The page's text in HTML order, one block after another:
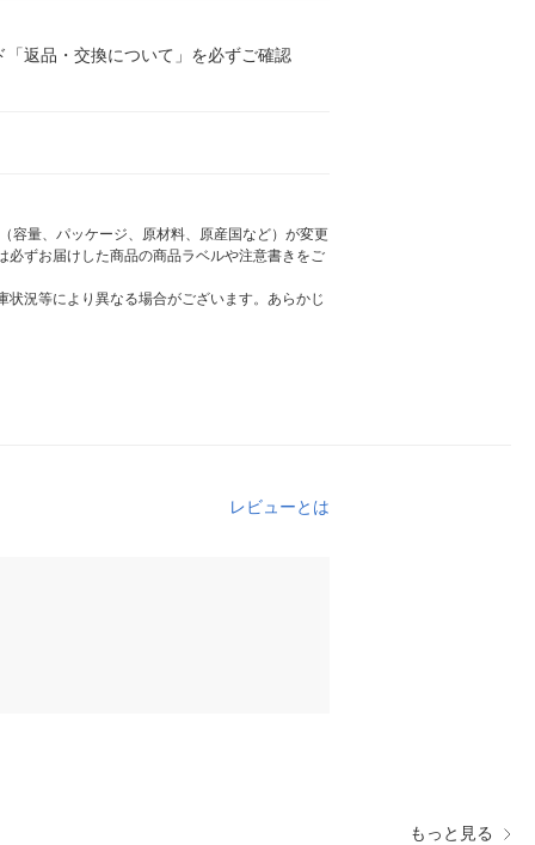
返品・交換について」を必ずご確認
容量、パッケージ、原材料、原産国など）が変更
ずお届けした商品の商品ラベルや注意書きをご
況等により異なる場合がございます。あらかじ
レビューとは
もっと見る